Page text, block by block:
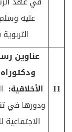
عليه
11
عناوين
الأخلاقية:
ودورها في
الاجتماعية